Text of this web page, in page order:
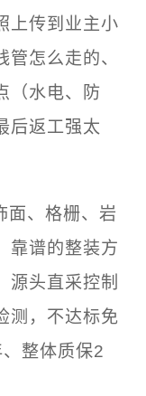
上传到业主小
怎么走的、
（水电、防
后返工强太
面、格栅、岩
靠谱的整装方
源头直采控制
测，不达标免
整体质保2